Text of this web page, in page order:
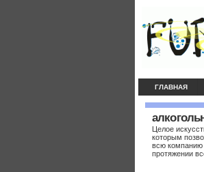
ГЛАВНАЯ
Целое
которым
всю компанию
протяжении